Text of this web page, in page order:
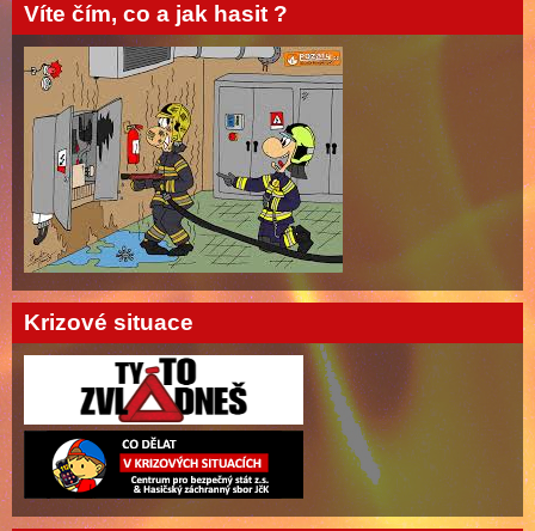
Víte čím, co a jak hasit ?
Krizové situace